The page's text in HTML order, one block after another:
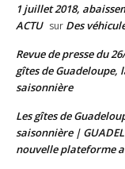
1 juillet 2018,
ACTU sur Des
Revue de presse du
gîtes de
saisonnière
Les gîtes de
saisonnière |
nouvelle plateforme